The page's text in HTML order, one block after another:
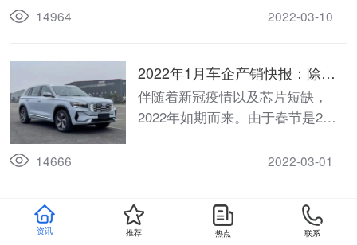
30万辆，在品质方面，肯定有自己
14964 2022-03-10
2022年1月车企产销快报：除了
吉利、长城，国产品牌集体开门
红 合资品牌冰火两重天
伴随着新冠疫情以及芯片短缺，
2022年如期而来。由于春节是2月
致车企的销量快报更加不均了。
14666 2022-03-01
资讯 推荐 热点 联系